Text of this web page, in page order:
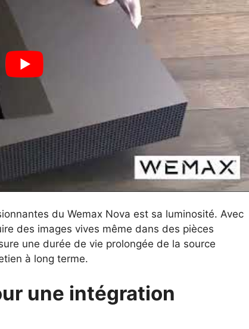
du Wemax Nova est sa luminosité. Avec
des images vives même dans des pièces
une durée de vie prolongée de la source
à long terme.
une intégration